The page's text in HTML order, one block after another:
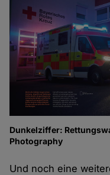
Dunkelziffer:
Photography
Und noch eine